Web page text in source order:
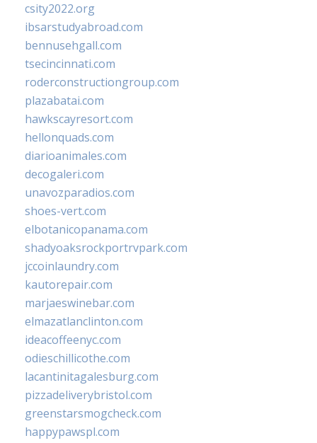
csity2022.org
ibsarstudyabroad.com
bennusehgall.com
tsecincinnati.com
roderconstructiongroup.com
plazabatai.com
hawkscayresort.com
hellonquads.com
diarioanimales.com
decogaleri.com
unavozparadios.com
shoes-vert.com
elbotanicopanama.com
shadyoaksrockportrvpark.com
jccoinlaundry.com
kautorepair.com
marjaeswinebar.com
elmazatlanclinton.com
ideacoffeenyc.com
odieschillicothe.com
lacantinitagalesburg.com
pizzadeliverybristol.com
greenstarsmogcheck.com
happypawspl.com